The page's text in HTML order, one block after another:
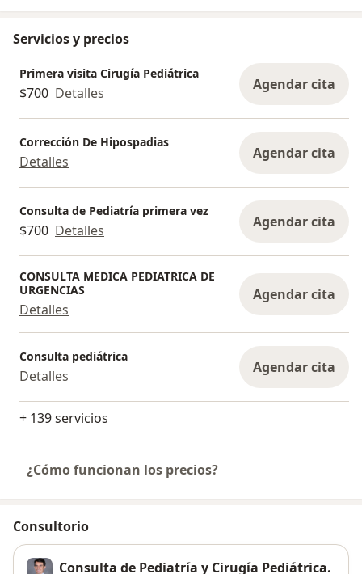
Servicios y precios
Primera visita Cirugía Pediátrica
$700 Detalles Agendar cita
Corrección De Hipospadias
Detalles Agendar cita
Consulta de Pediatría primera vez
$700 Detalles Agendar cita
CONSULTA MEDICA PEDIATRICA DE
URGENCIAS
Detalles
Agendar cita
Consulta pediátrica
Detalles Agendar cita
+ 139 servicios
¿Cómo funcionan los precios?
Consultorio
Consulta de Pediatría y Cirugía Pediátrica.